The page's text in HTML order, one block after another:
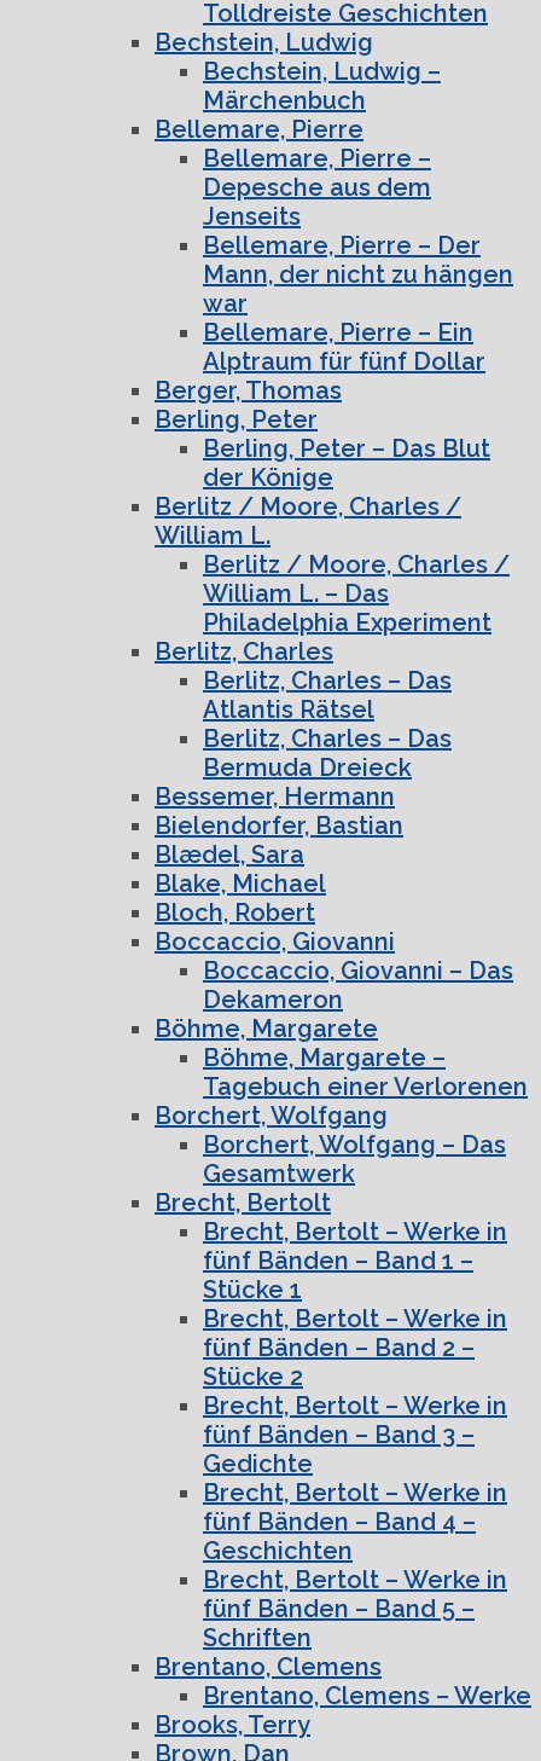
Tolldreiste Geschichten
Bechstein, Ludwig
Bechstein, Ludwig –
Märchenbuch
Bellemare, Pierre
Bellemare, Pierre –
Depesche aus dem
Jenseits
Bellemare, Pierre – Der
Mann, der nicht zu hängen
war
Bellemare, Pierre – Ein
Alptraum für fünf Dollar
Berger, Thomas
Berling, Peter
Berling, Peter – Das Blut
der Könige
Berlitz / Moore, Charles /
William L.
Berlitz / Moore, Charles /
William L. – Das
Philadelphia Experiment
Berlitz, Charles
Berlitz, Charles – Das
Atlantis Rätsel
Berlitz, Charles – Das
Bermuda Dreieck
Bessemer, Hermann
Bielendorfer, Bastian
Blædel, Sara
Blake, Michael
Bloch, Robert
Boccaccio, Giovanni
Boccaccio, Giovanni – Das
Dekameron
Böhme, Margarete
Böhme, Margarete –
Tagebuch einer Verlorenen
Borchert, Wolfgang
Borchert, Wolfgang – Das
Gesamtwerk
Brecht, Bertolt
Brecht, Bertolt – Werke in
fünf Bänden – Band 1 –
Stücke 1
Brecht, Bertolt – Werke in
fünf Bänden – Band 2 –
Stücke 2
Brecht, Bertolt – Werke in
fünf Bänden – Band 3 –
Gedichte
Brecht, Bertolt – Werke in
fünf Bänden – Band 4 –
Geschichten
Brecht, Bertolt – Werke in
fünf Bänden – Band 5 –
Schriften
Brentano, Clemens
Brentano, Clemens – Werke
Brooks, Terry
Brown, Dan